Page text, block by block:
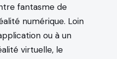
fantasme de
numérique. Loin
ou à un
virtuelle, le